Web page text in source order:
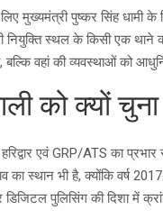
मुख्यमंत्री पुष्कर सिंह
स्थल के किसी एक थाने
वहां की व्यवस्थाओं को
को क्यों
एवं GRP/ATS का
का स्थान भी है, क्योंकि वर्ष
पुलिसिंग की दिशा में